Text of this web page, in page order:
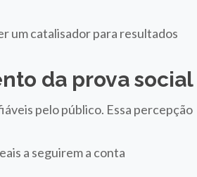
um catalisador para resultados
da prova social
pelo público. Essa percepção
a seguirem a conta